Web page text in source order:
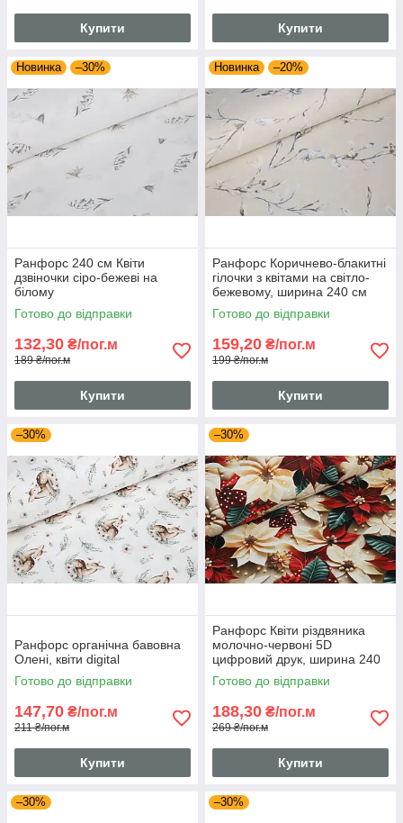
Купити Купити
Новинка –30%
Ранфорс 240 см Квіти
дзвіночки сіро-бежеві на
білому
Готово до відправки
132,30 ₴/пог.м
189 ₴/пог.м
Купити
Новинка –20%
Ранфорс Коричнево-блакитні
гілочки з квітами на світло-
бежевому, ширина 240 см
Готово до відправки
159,20 ₴/пог.м
199 ₴/пог.м
Купити
–30%
Ранфорс органічна бавовна
Олені, квіти digital
Готово до відправки
147,70 ₴/пог.м
211 ₴/пог.м
Купити
–30%
Ранфорс Квіти різдвяника
молочно-червоні 5D
цифровий друк, ширина 240
см
Готово до відправки
188,30 ₴/пог.м
269 ₴/пог.м
Купити
–30% –30%